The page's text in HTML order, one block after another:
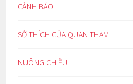
CẢNH BÁO
SỞ THÍCH CỦA QUAN THAM
NUÔNG CHIỀU